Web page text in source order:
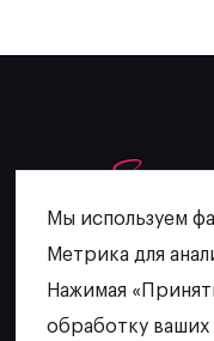
Мы используем
Метрика для
Нажимая
обработку ваших